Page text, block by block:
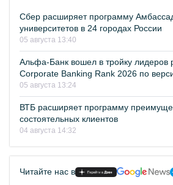
Сбер расширяет программу
университетов в 24 городах России
05 августа 13:40
Альфа-Банк вошел в тройку лидеров
Corporate Banking Rank 2026 по
05 августа 13:24
ВТБ расширяет программу
состоятельных клиентов
04 августа 14:32
Читайте нас в